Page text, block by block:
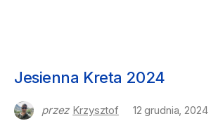
Jesienna Kreta 2024
przez Krzysztof 12 grudnia, 2024